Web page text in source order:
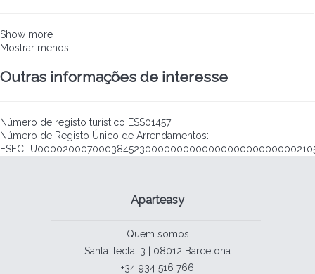
Show more
Mostrar menos
Outras informações de interesse
Número de registo turístico ESS01457
Número de Registo Único de Arrendamentos:
Aparteasy
Quem somos
Santa Tecla, 3 | 08012 Barcelona
+34 934 516 766